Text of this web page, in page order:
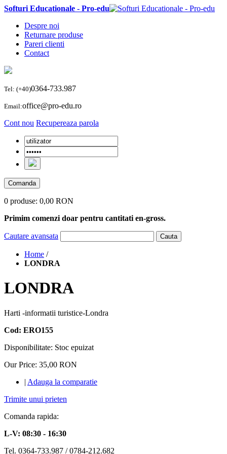
Softuri Educationale - Pro-edu
Despre noi
Returnare produse
Pareri clienti
Contact
Tel: (+40)0364-733.987
Email:office@pro-edu.ro
Cont nou Recupereaza parola
Comanda
0 produse: 0,00 RON
Primim comenzi doar pentru cantitati en-gross.
Cautare avansata Cauta
Home /
LONDRA
LONDRA
Harti -informatii turistice-Londra
Cod: ERO155
Disponibilitate: Stoc epuizat
Our Price: 35,00 RON
| Adauga la comparatie
Trimite unui prieten
Comanda rapida:
L-V: 08:30 - 16:30
Tel. 0364-733.987 / 0784-212.682